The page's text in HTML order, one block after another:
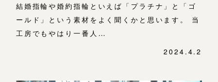
結婚指輪や婚約指輪といえば「プラチナ」と「ゴ
ールド」という素材をよく聞くかと思います。 当
工房でもやはり一番人…
2024.4.2